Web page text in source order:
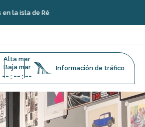
Alta mar
Baja mar
-- : -- : --
Información de tráfico